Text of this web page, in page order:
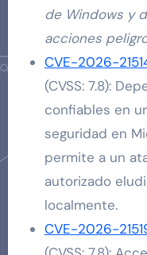
de Windows y
acciones
CVE-2026-
(CVSS: 7.8):
confiables en
seguridad en
permite a un
autorizado
localmente.
CVE-2026-